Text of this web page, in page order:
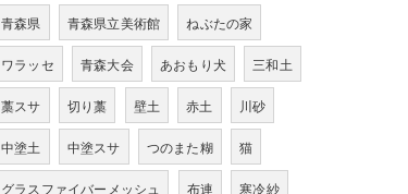
青森県 青森県立美術館 ねぶたの家
ワラッセ 青森大会 あおもり犬 三和土
藁スサ 切り藁 壁土 赤土 川砂
中塗土 中塗スサ つのまた糊 猫
グラスファイバーメッシュ 布連 寒冷紗